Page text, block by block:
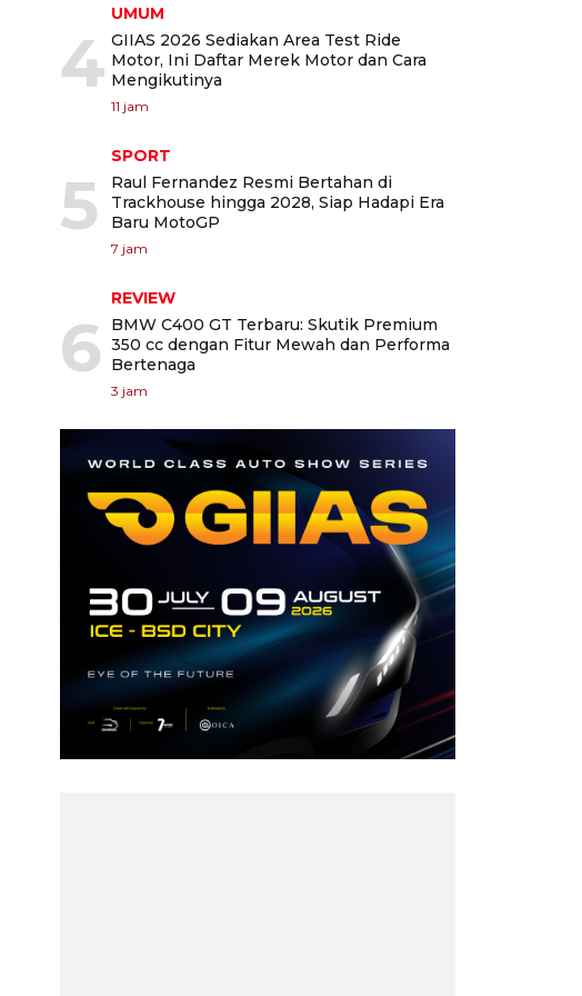
4
UMUM
GIIAS 2026 Sediakan Area Test Ride
Motor, Ini Daftar Merek Motor dan Cara
Mengikutinya
11 jam
5
SPORT
Raul Fernandez Resmi Bertahan di
Trackhouse hingga 2028, Siap Hadapi Era
Baru MotoGP
7 jam
6
REVIEW
BMW C400 GT Terbaru: Skutik Premium
350 cc dengan Fitur Mewah dan Performa
Bertenaga
3 jam